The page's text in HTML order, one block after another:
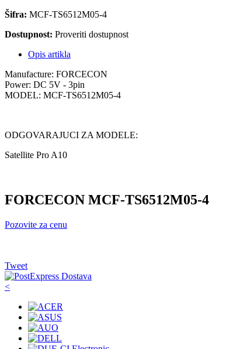
Šifra: MCF-TS6512M05-4
Dostupnost: Proveriti dostupnost
Opis artikla
Manufacture: FORCECON
Power: DC 5V - 3pin
MODEL: MCF-TS6512M05-4
ODGOVARAJUCI ZA MODELE:
Satellite Pro A10
FORCECON MCF-TS6512M05-4
Pozovite za cenu
Tweet
<